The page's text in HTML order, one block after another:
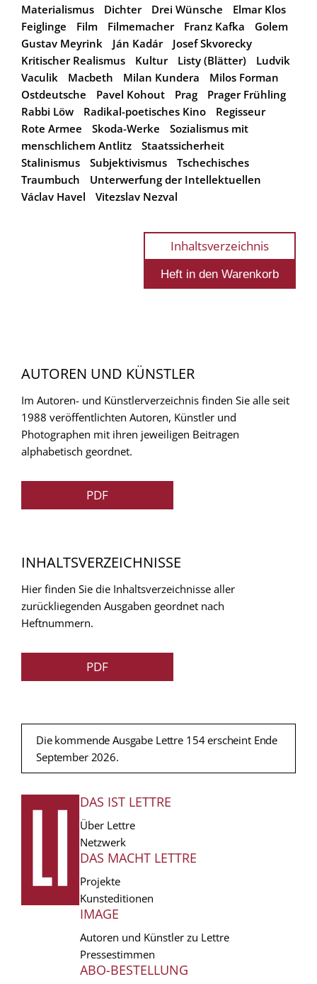
Materialismus
Dichter Drei Wünsche
Elmar Klos
Feiglinge
Film Filmemacher Franz Kafka
Golem
Gustav Meyrink
Ján Kadár
Josef Skvorecky
Kritischer Realismus
Kultur Listy (Blätter)
Ludvik
Vaculik
Macbeth Milan Kundera
Milos Forman
Ostdeutsche
Pavel Kohout Prag
Prager Frühling
Rabbi Löw
Radikal-poetisches Kino
Regisseur
Rote Armee
Skoda-Werke
Sozialismus mit
menschlichem Antlitz
Staatssicherheit
Stalinismus
Subjektivismus
Tschechisches
Traumbuch
Unterwerfung der Intellektuellen
Václav Havel
Vitezslav Nezval
Inhaltsverzeichnis
AUTOREN UND KÜNSTLER
Im Autoren- und Künstlerverzeichnis finden Sie alle seit
1988 veröffentlichten Autoren, Künstler und
Photographen mit ihren jeweiligen Beitragen
alphabetisch geordnet.
PDF
INHALTSVERZEICHNISSE
Hier finden Sie die Inhaltsverzeichnisse aller
zurückliegenden Ausgaben geordnet nach
Heftnummern.
PDF
Die kommende Ausgabe Lettre 154 erscheint Ende
September 2026.
FUSSZEILE
DAS IST LETTRE
Über Lettre
Netzwerk
DAS MACHT LETTRE
Projekte
Kunsteditionen
IMAGE
Autoren und Künstler zu Lettre
Pressestimmen
ABO-BESTELLUNG